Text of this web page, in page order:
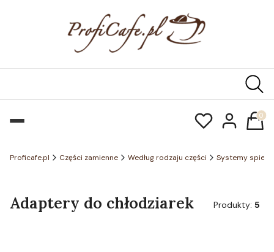
Proficafe.pl Części zamienne Według rodzaju części Systemy
Adaptery do chłodziarek Produkty: 5